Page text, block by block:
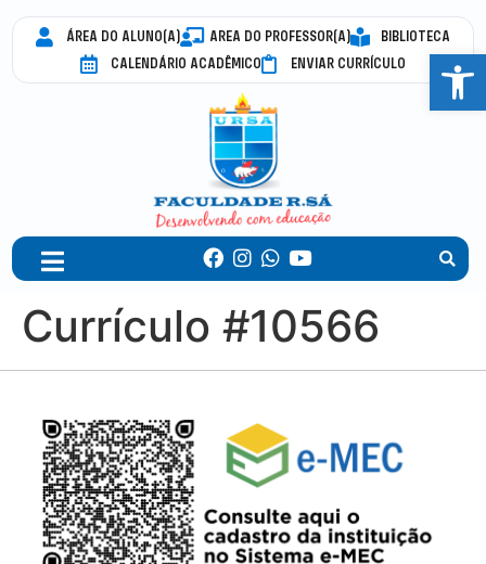
ÁREA DO ALUNO(A) AREA DO PROFESSOR(A)
BIBLIOTECA
CALENDÁRIO ACADÊMICO
ENVIAR CURRÍCULO
Currículo #10566
Abrir